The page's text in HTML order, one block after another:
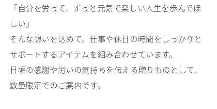
「自分を労って、ずっと元気で楽しい人生を歩んでほ
しい」
そんな想いを込めて、仕事や休日の時間をしっかりと
サポートするアイテムを組み合わせています。
日頃の感謝や労いの気持ちを伝える贈りものとして、
数量限定でのご案内です。